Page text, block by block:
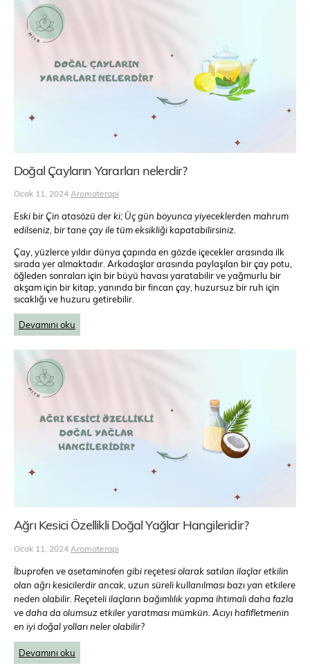
Doğal Çayların Yararları nelerdir?
Ocak 11, 2024Aromaterapi
Eski bir Çin atasözü der ki; Üç gün boyunca yiyeceklerden mahrum
edilseniz, bir tane çay ile tüm eksikliği kapatabilirsiniz.
Çay, yüzlerce yıldır dünya çapında en gözde içecekler arasında ilk
sırada yer almaktadır. Arkadaşlar arasında paylaşılan bir çay potu,
öğleden sonraları için bir büyü havası yaratabilir ve yağmurlu bir
akşam için bir kitap, yanında bir fincan çay, huzursuz bir ruh için
sıcaklığı ve huzuru getirebilir.
Devamını oku
Ağrı Kesici Özellikli Doğal Yağlar Hangileridir?
Ocak 11, 2024 Aromaterapi
İbuprofen ve asetaminofen gibi reçetesi olarak satılan ilaçlar etkilin
olan ağrı kesicilerdir ancak, uzun süreli kullanılması bazı yan etkilere
neden olabilir. Reçeteli ilaçların bağımlılık yapma ihtimali daha fazla
ve daha da olumsuz etkiler yaratması mümkün. Acıyı hafifletmenin
en iyi doğal yolları neler olabilir?
Devamını oku